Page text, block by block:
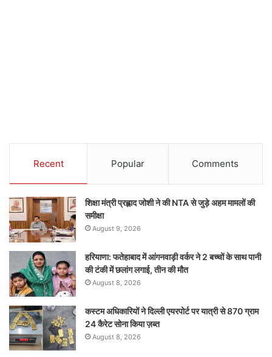
Recent Popular Comments
शिक्षा मंत्री प्रह्लाद जोशी ने की NTA से जुड़े अहम मामलों की
समीक्षा
August 9, 2026
हरियाणा: फतेहाबाद में आंगनवाड़ी वर्कर ने 2 बच्चों के साथ पानी
की टंकी में छलांग लगाई, तीन की मौत
August 8, 2026
कस्टम अधिकारियों ने दिल्ली एयरपोर्ट पर यात्री से 870 ग्राम
24 कैरेट सोना किया ज़ब्त
August 8, 2026